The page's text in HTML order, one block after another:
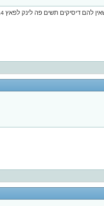
להם דיסיקים תשים פה לינק לפאץ 3.4